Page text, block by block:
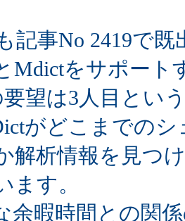
記事No 2419で
Mdictをサポート
望は3人目とい
がどこまでの
解析情報を見つ
ます。
余暇時間との関